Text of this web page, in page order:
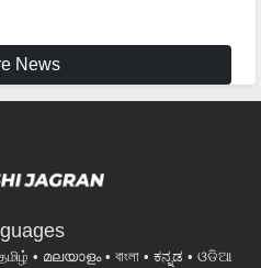
News
മലയാളം বাংলা ಕನ್ನಡ
ଓଡିଆ